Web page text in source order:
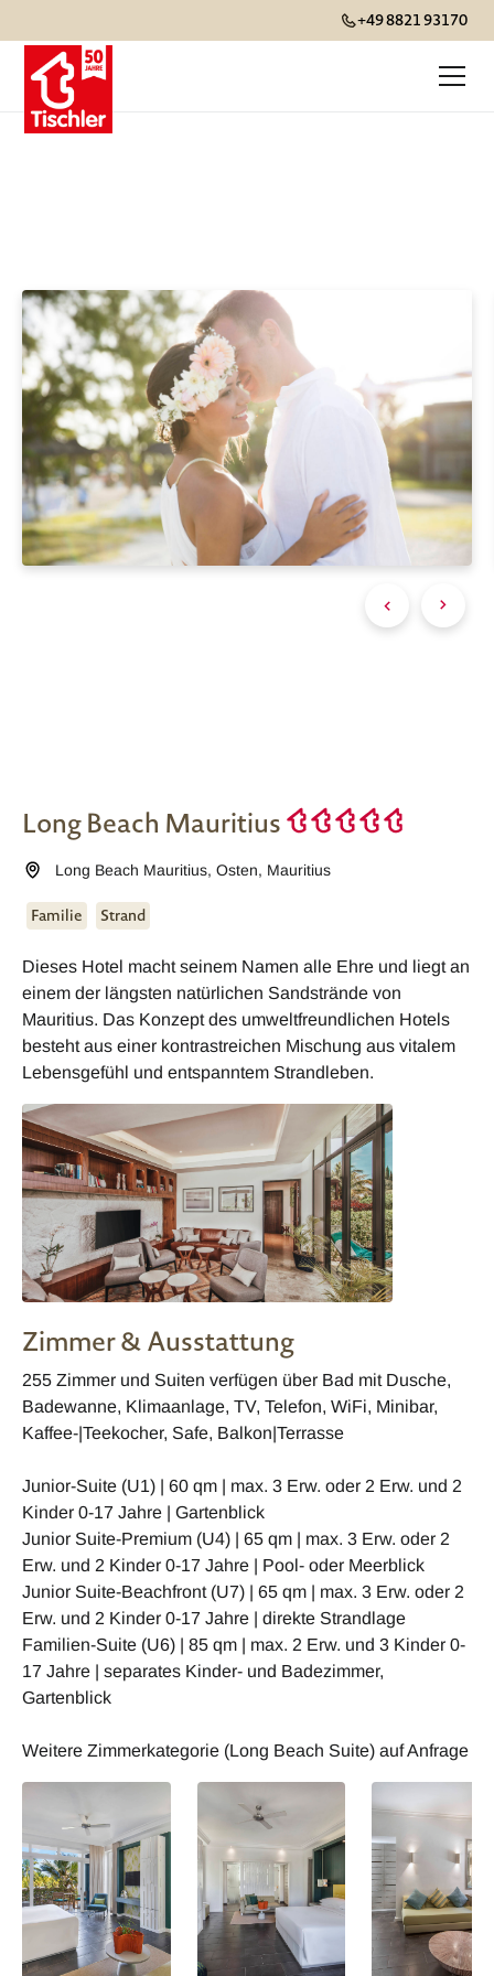
+49 8821 93170
Long Beach Mauritius
Long Beach Mauritius,Osten, Mauritius
Familie Strand
Dieses Hotel macht seinem Namen alle Ehre und liegt an
einem der längsten natürlichen Sandstrände von
Mauritius. Das Konzept des umweltfreundlichen Hotels
besteht aus einer kontrastreichen Mischung aus vitalem
Lebensgefühl und entspanntem Strandleben.
Zimmer & Ausstattung
255 Zimmer und Suiten verfügen über Bad mit Dusche,
Badewanne, Klimaanlage, TV, Telefon, WiFi, Minibar,
Kaffee-|Teekocher, Safe, Balkon|Terrasse
Junior-Suite (U1) | 60 qm | max. 3 Erw. oder 2 Erw. und 2
Kinder 0-17 Jahre | Gartenblick
Junior Suite-Premium (U4) | 65 qm | max. 3 Erw. oder 2
Erw. und 2 Kinder 0-17 Jahre | Pool- oder Meerblick
Junior Suite-Beachfront (U7) | 65 qm | max. 3 Erw. oder 2
Erw. und 2 Kinder 0-17 Jahre | direkte Strandlage
Familien-Suite (U6) | 85 qm | max. 2 Erw. und 3 Kinder 0-
17 Jahre | separates Kinder- und Badezimmer,
Gartenblick
Weitere Zimmerkategorie (Long Beach Suite) auf Anfrage